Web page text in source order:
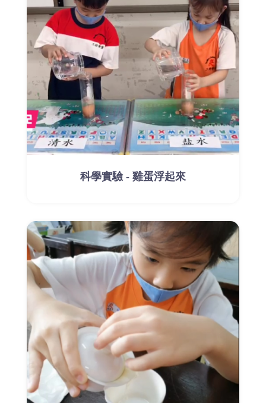
科學實驗 - 雞蛋浮起來